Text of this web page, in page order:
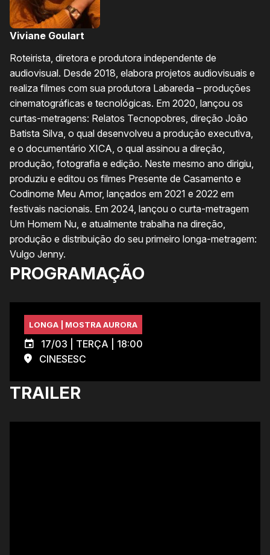
Viviane Goulart
Roteirista, diretora e produtora independente de
audiovisual. Desde 2018, elabora projetos audiovisuais e
realiza filmes com sua produtora Labareda – produções
cinematográficas e tecnológicas. Em 2020, lançou os
curtas-metragens: Relatos Tecnopobres, direção João
Batista Silva, o qual desenvolveu a produção executiva,
e o documentário XICA, o qual assinou a direção,
produção, fotografia e edição. Neste mesmo ano dirigiu,
produziu e editou os filmes Presente de Casamento e
Codinome Meu Amor, lançados em 2021 e 2022 em
festivais nacionais. Em 2024, lançou o curta-metragem
Um Homem Nu, e atualmente trabalha na direção,
produção e distribuição do seu primeiro longa-metragem:
Vulgo Jenny.
PROGRAMAÇÃO
LONGA | MOSTRA AURORA
17/03 | TERÇA | 18:00
CINESESC
TRAILER